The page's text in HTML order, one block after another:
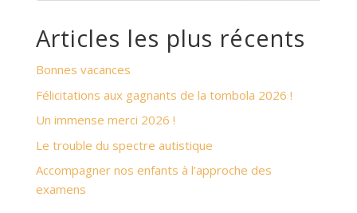
Articles les plus récents
Bonnes vacances
Félicitations aux gagnants de la tombola 2026 !
Un immense merci 2026 !
Le trouble du spectre autistique
Accompagner nos enfants à l’approche des
examens